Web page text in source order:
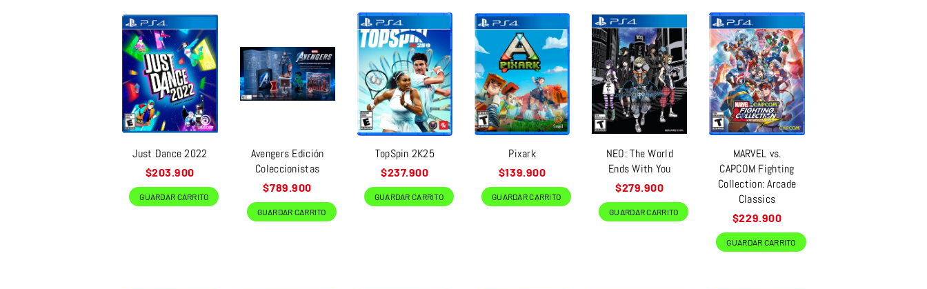
Just Dance 2022
Precio
$203.900
GUARDAR CARRITO
Avengers Edición
Coleccionistas
Precio
$789.900
GUARDAR CARRITO
TopSpin 2K25
Precio
$237.900
GUARDAR CARRITO
Pixark
Precio
$139.900
GUARDAR CARRITO
NEO: The World
Ends With You
Precio
$279.900
GUARDAR CARRITO
MARVEL vs.
CAPCOM Fighting
Collection: Arcade
Classics
Precio
$229.900
GUARDAR CARRITO